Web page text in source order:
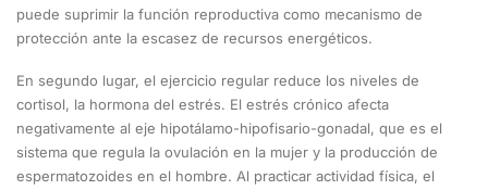
puede suprimir la función reproductiva como mecanismo de
protección ante la escasez de recursos energéticos.
En segundo lugar, el ejercicio regular reduce los niveles de
cortisol, la hormona del estrés. El estrés crónico afecta
negativamente al eje hipotálamo-hipofisario-gonadal, que es el
sistema que regula la ovulación en la mujer y la producción de
espermatozoides en el hombre. Al practicar actividad física, el